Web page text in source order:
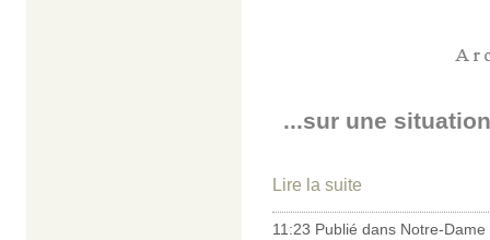
...sur une
Lire la suite
11:23 Publié dans Notre-Dame